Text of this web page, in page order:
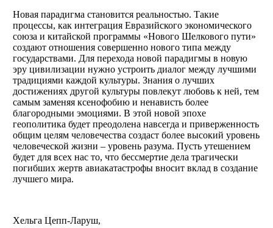
Новая парадигма становится реальностью. Такие
процессы, как интеграция Евразийского экономического
союза и китайской программы «Нового Шелкового пути»
создают отношения совершенно нового типа между
государствами. Для перехода новой парадигмы в новую
эру цивилизации нужно устроить диалог между лучшими
традициями каждой культуры. Знания о лучших
достижениях другой культуры повлекут любовь к ней, тем
самым заменяя ксенофобию и ненависть более
благородными эмоциями. В этой новой эпохе
геополитика будет преодолена навсегда и приверженность
общим целям человечества создаст более высокий уровень
человеческой жизни – уровень разума. Пусть утешением
будет для всех нас то, что бессмертие дела трагически
погибших жертв авиакатастрофы вносит вклад в создание
лучшего мира.
Хельга Цепп-Ларуш,